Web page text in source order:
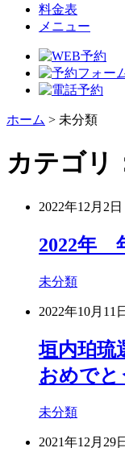
料金表
メニュー
ホーム > 未分類
カテゴリ
2022年12月2日
2022年
未分類
2022年10月11日
垣内珀琉
おめでと
未分類
2021年12月29日